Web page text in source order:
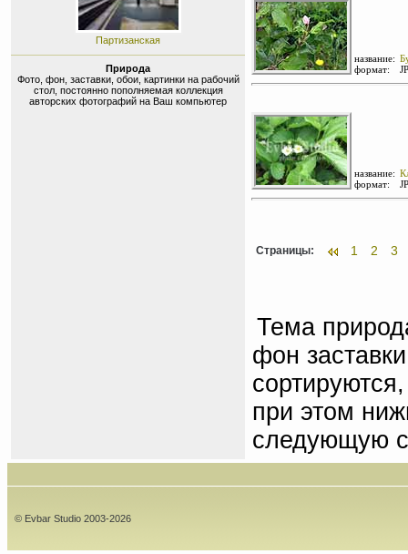
Партизанская
Природа
Фото, фон, заставки, обои, картинки на рабочий
стол, постоянно пополняемая коллекция
авторских фотографий на Ваш компьютер
название:
формат:
название:
формат:
Страницы: 1 2 3
Тема
фон
при этом
следующую
© Evbar Studio 2003-2026